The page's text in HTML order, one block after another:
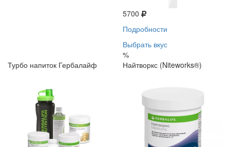
5700
Подробности
Выбрать вкус
%
Турбо напиток Гербалайф
Найтворкс (Niteworks®)